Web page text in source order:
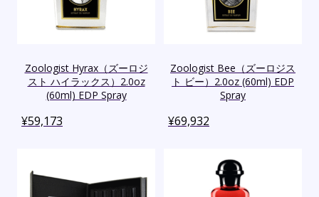
Zoologist Hyrax（ズーロジ
スト ハイラックス）2.0oz
(60ml) EDP Spray
¥59,173
Zoologist Bee（ズーロジス
ト ビー）2.0oz (60ml) EDP
Spray
¥69,932